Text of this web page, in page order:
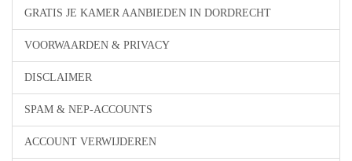
GRATIS JE KAMER AANBIEDEN IN DORDRECHT
VOORWAARDEN & PRIVACY
DISCLAIMER
SPAM & NEP-ACCOUNTS
ACCOUNT VERWIJDEREN